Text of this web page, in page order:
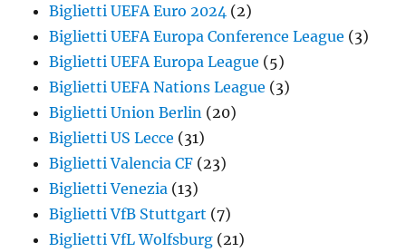
Biglietti UEFA Euro 2024 (2)
Biglietti UEFA Europa Conference League (3)
Biglietti UEFA Europa League (5)
Biglietti UEFA Nations League (3)
Biglietti Union Berlin (20)
Biglietti US Lecce (31)
Biglietti Valencia CF (23)
Biglietti Venezia (13)
Biglietti VfB Stuttgart (7)
Biglietti VfL Wolfsburg (21)